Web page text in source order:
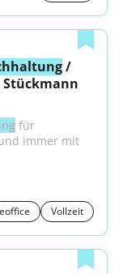
/
Stückmann
für
immer mit
Vollzeit